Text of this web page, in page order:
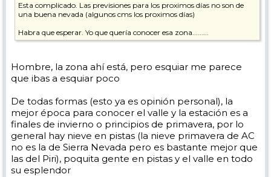
Esta complicado. Las previsiones para los proximos días no son de
una buena nevada (algunos cms los proximos días)
Habra que esperar. Yo que quería conocer esa zona.........
Hombre, la zona ahí está, pero esquiar me parece
que ibas a esquiar poco
De todas formas (esto ya es opinión personal), la
mejor época para conocer el valle y la estación es a
finales de invierno o principios de primavera, por lo
general hay nieve en pistas (la nieve primavera de AC
no es la de Sierra Nevada pero es bastante mejor que
las del Piri), poquita gente en pistas y el valle en todo
su esplendor